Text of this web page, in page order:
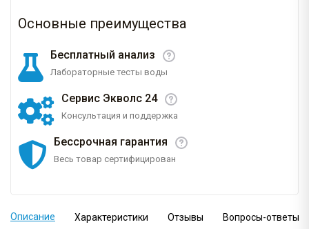
Основные преимущества
Бесплатный анализ
Лабораторные тесты воды
Сервис Экволс 24
Консультация и поддержка
Бессрочная гарантия
Весь товар сертифицирован
Описание Характеристики Отзывы Вопросы-ответы